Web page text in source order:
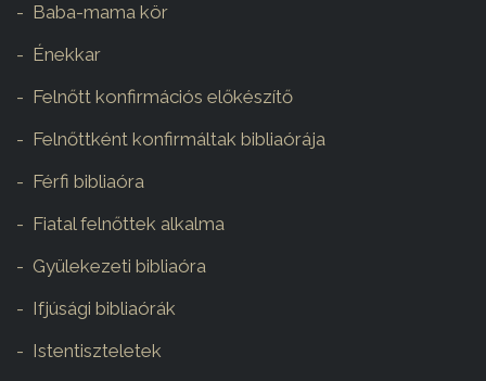
Baba-mama kör
Énekkar
Felnőtt konfirmációs előkészítő
Felnőttként konfirmáltak bibliaórája
Férfi bibliaóra
Fiatal felnőttek alkalma
Gyülekezeti bibliaóra
Ifjúsági bibliaórák
Istentiszteletek